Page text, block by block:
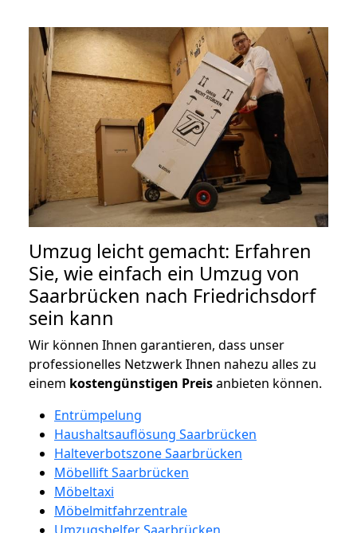
Umzug leicht gemacht: Erfahren
Sie, wie einfach ein Umzug von
Saarbrücken nach Friedrichsdorf
sein kann
Wir können Ihnen garantieren, dass unser
professionelles Netzwerk Ihnen nahezu alles zu
einem kostengünstigen Preisanbieten können.
Entrümpelung
Haushaltsauflösung Saarbrücken
Halteverbotszone Saarbrücken
Möbellift Saarbrücken
Möbeltaxi
Möbelmitfahrzentrale
Umzugshelfer Saarbrücken